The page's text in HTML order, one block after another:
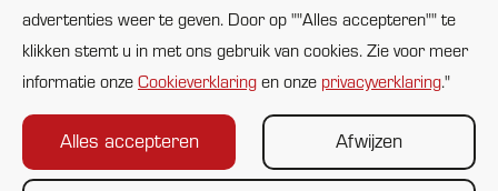
©2026 Huijbregts ict & cybersafety privacyverklaring -cookieverklaring
-algemene voorwaarden
advertenties weer te geven. Door op ""Alles accepteren"" te
klikken stemt u in met ons gebruik van cookies. Zie voor meer
informatie onzeCookieverklaringen onze privacyverklaring."
Alles accepteren Afwijzen